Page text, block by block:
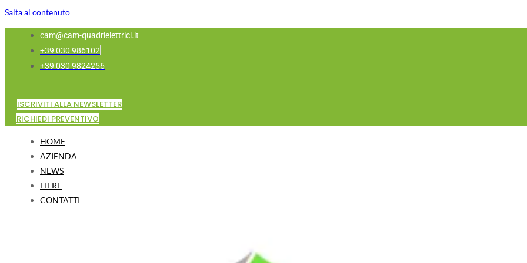
Salta al contenuto
cam@cam-quadrielettrici.it
+39 030 986102
+39 030 9824256
ISCRIVITI ALLA NEWSLETTER
RICHIEDI PREVENTIVO
HOME
AZIENDA
NEWS
FIERE
CONTATTI